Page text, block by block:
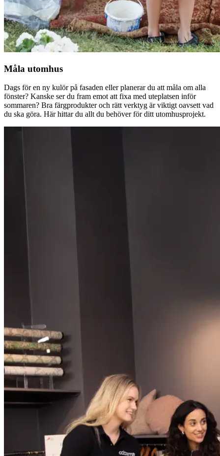
Måla utomhus
Dags för en ny kulör på fasaden eller planerar du att måla om alla
fönster? Kanske ser du fram emot att fixa med uteplatsen inför
sommaren? Bra färgprodukter och rätt verktyg är viktigt oavsett vad
du ska göra. Här hittar du allt du behöver för ditt utomhusprojekt.